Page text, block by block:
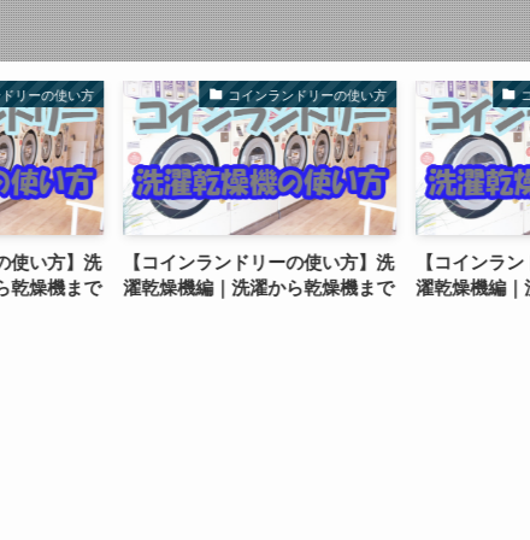
リーの使い方
使い方】洗
乾燥機まで
コインランドリーの使い方
【コインランドリーの使い方】洗
濯乾燥機編｜洗濯から乾燥機まで
【コインラ
濯乾燥機編